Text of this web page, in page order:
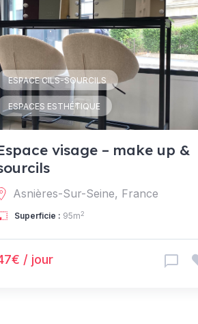
ESPACE CILS-SOURCILS
ESPACES ESTHÉTIQUE
visage – make up &
Asnières-Sur-Seine, France
Superficie : 95m2
/ jour